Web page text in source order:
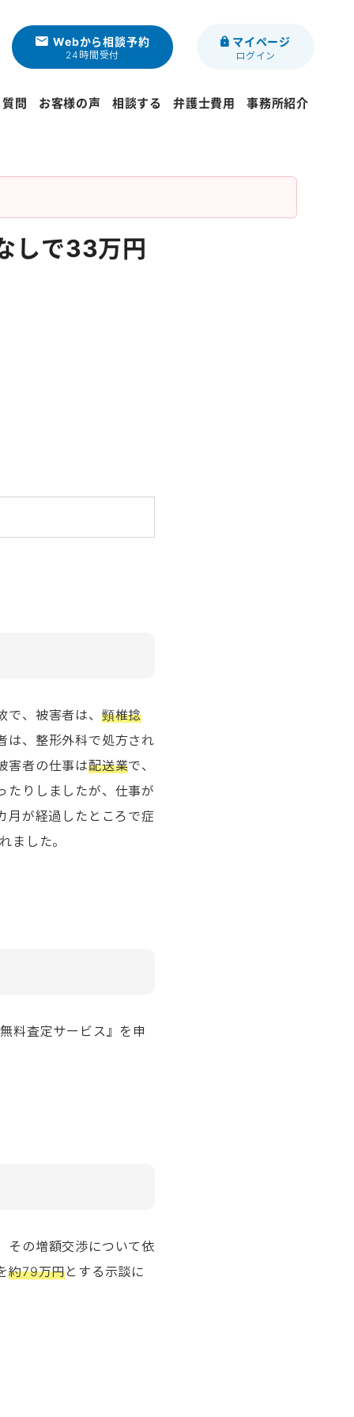
Webから相談予約
24時間受付
マイページ
ログイン
問 お客様の声 相談する 弁護士費用 事務所紹介
しで33万円
、被害者は、 頸椎捻
は、整形外科で処方され
害者の仕事は配送業で、
たりしましたが、仕事が
月が経過したところで症
ました。
料査定サービス』を申
その増額交渉について依
約79万円とする示談に